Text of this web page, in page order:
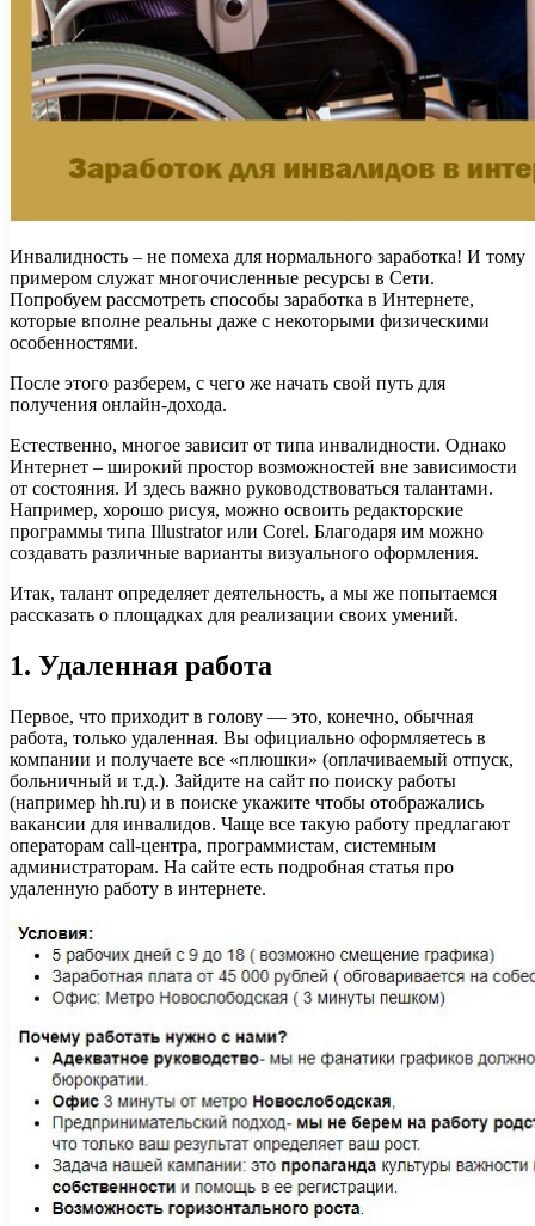
Инвалидность – не помеха для нормального заработка! И тому
примером служат многочисленные ресурсы в Сети.
Попробуем рассмотреть способы заработка в Интернете,
которые вполне реальны даже с некоторыми физическими
особенностями.
После этого разберем, с чего же начать свой путь для
получения онлайн-дохода.
Естественно, многое зависит от типа инвалидности. Однако
Интернет – широкий простор возможностей вне зависимости
от состояния. И здесь важно руководствоваться талантами.
Например, хорошо рисуя, можно освоить редакторские
программы типа Illustrator или Corel. Благодаря им можно
создавать различные варианты визуального оформления.
Итак, талант определяет деятельность, а мы же попытаемся
рассказать о площадках для реализации своих умений.
1. Удаленная работа
Первое, что приходит в голову — это, конечно, обычная
работа, только удаленная. Вы официально оформляетесь в
компании и получаете все «плюшки» (оплачиваемый отпуск,
больничный и т.д.). Зайдите на сайт по поиску работы
(например hh.ru) и в поиске укажите чтобы отображались
вакансии для инвалидов. Чаще все такую работу предлагают
операторам call-центра, программистам, системным
администраторам. На сайте есть подробная статья про
удаленную работу в интернете.